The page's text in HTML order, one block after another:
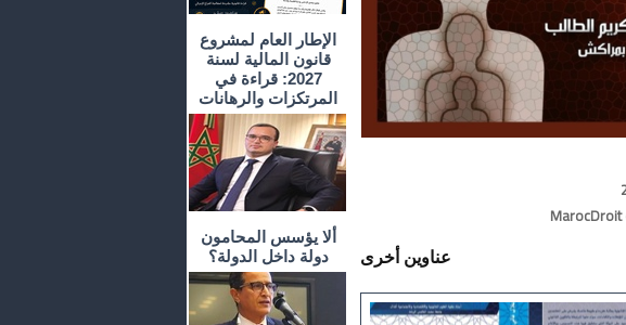
الإطار العام لمشروع
قانون المالية لسنة
2027: قراءة في
المرتكزات والرهانات
ألا يؤسس المحامون
دولة داخل الدولة؟
عناوين أخرى